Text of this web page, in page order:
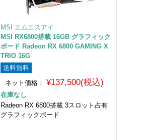
MSI エムエスアイ
MSI RX6800搭載 16GB グラフィック
ボード Radeon RX 6800 GAMING X
TRIO 16G
送料無料
ネット価格：
¥137,500(税込)
在庫なし
Radeon RX 6800搭載 3スロット占有
グラフィックボード